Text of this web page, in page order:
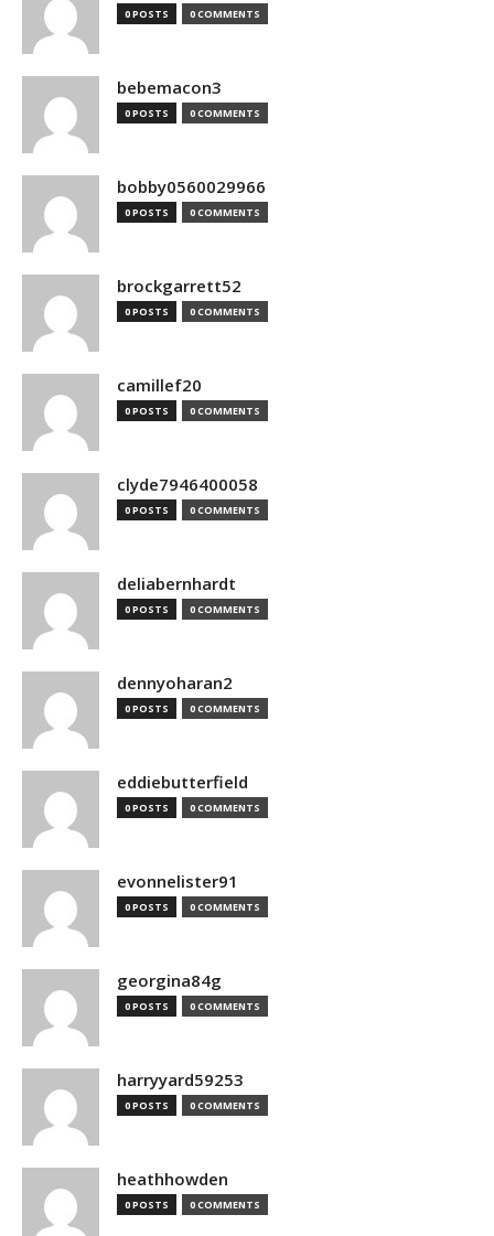
0 POSTS 0 COMMENTS
bebemacon3
0 POSTS 0 COMMENTS
bobby0560029966
0 POSTS 0 COMMENTS
brockgarrett52
0 POSTS 0 COMMENTS
camillef20
0 POSTS 0 COMMENTS
clyde7946400058
0 POSTS 0 COMMENTS
deliabernhardt
0 POSTS 0 COMMENTS
dennyoharan2
0 POSTS 0 COMMENTS
eddiebutterfield
0 POSTS 0 COMMENTS
evonnelister91
0 POSTS 0 COMMENTS
georgina84g
0 POSTS 0 COMMENTS
harryyard59253
0 POSTS 0 COMMENTS
heathhowden
0 POSTS 0 COMMENTS